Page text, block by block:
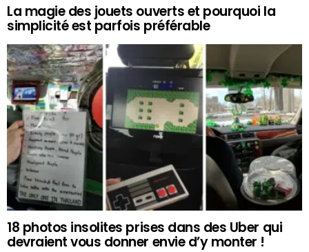
La magie des jouets ouverts et pourquoi la
simplicité est parfois préférable
18 photos insolites prises dans des Uber qui
devraient vous donner envie d’y monter !